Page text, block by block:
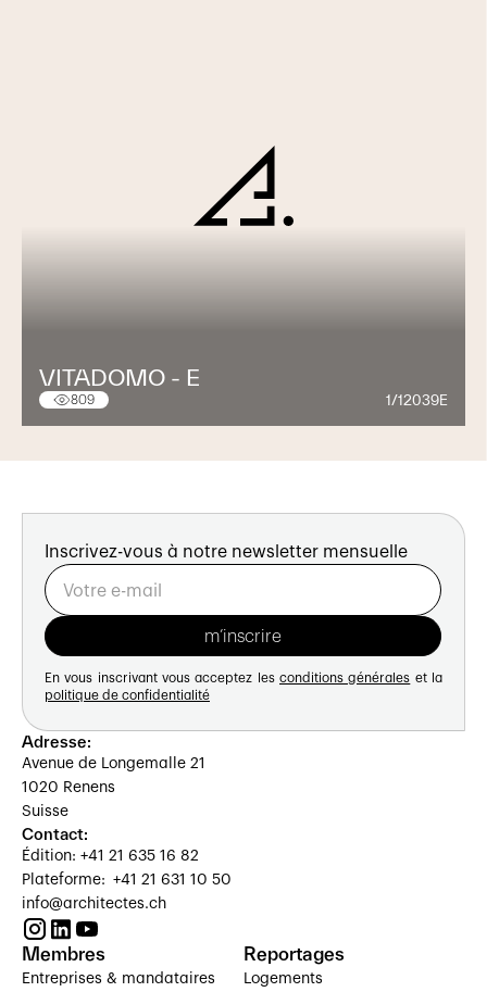
VITADOMO - E
809 1/12039E
Inscrivez-vous à notre newsletter mensuelle
En vous inscrivant vous acceptez les conditions générales et la
politique de confidentialité
Adresse:
Avenue de Longemalle 21
1020 Renens
Suisse
Contact:
Édition: +41 21 635 16 82
Plateforme: +41 21 631 10 50
info@architectes.ch
Membres
Entreprises & mandataires
Reportages
Logements